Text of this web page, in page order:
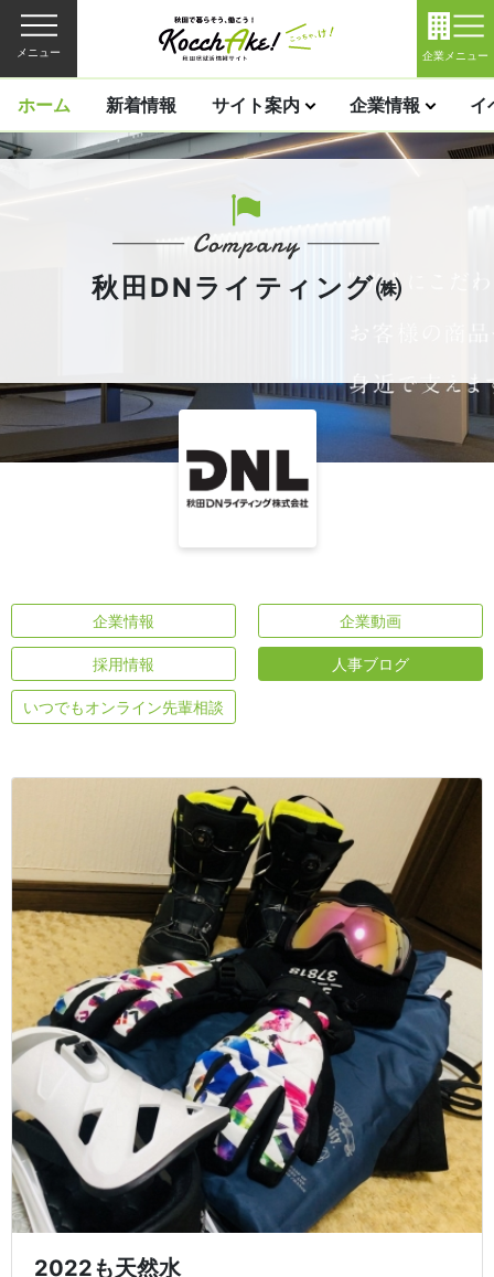
メニュー 企業メニュー
ホーム 新着情報 サイト案内 企業情報 イ
秋田DNライティング㈱
企業情報 企業動画
採用情報 人事ブログ
いつでもオンライン先輩相談
2022も天然水